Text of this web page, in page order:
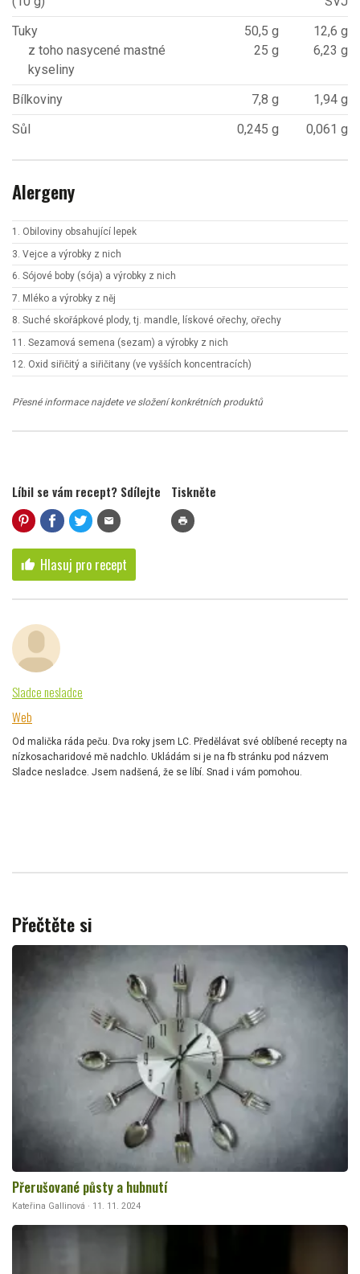
Tuky
z toho nasycené mastné
kyseliny
50,5 g
25 g
12,6 g
6,23 g
Bílkoviny 7,8 g
1,94 g
Sůl
0,245 g 0,061 g
Alergeny
1. Obiloviny obsahující lepek
3. Vejce a výrobky z nich
6. Sójové boby (sója) a výrobky z nich
7. Mléko a výrobky z něj
8. Suché skořápkové plody, tj. mandle, lískové ořechy, ořechy
11. Sezamová semena (sezam) a výrobky z nich
12. Oxid siřičitý a siřičitany (ve vyšších koncentracích)
Přesné informace najdete ve složení konkrétních produktů
Líbil se vám recept? Sdílejte
mail
Tiskněte
print
thumb_up Hlasuj pro recept
Sladce nesladce
Web
Od malička ráda peču. Dva roky jsem LC. Předělávat své oblíbené recepty na
nízkosacharidové mě nadchlo. Ukládám si je na fb stránku pod názvem
Sladce nesladce. Jsem nadšená, že se líbí. Snad i vám pomohou.
Přečtěte si
Přerušované půsty a hubnutí
Kateřina Gallinová · 11. 11. 2024